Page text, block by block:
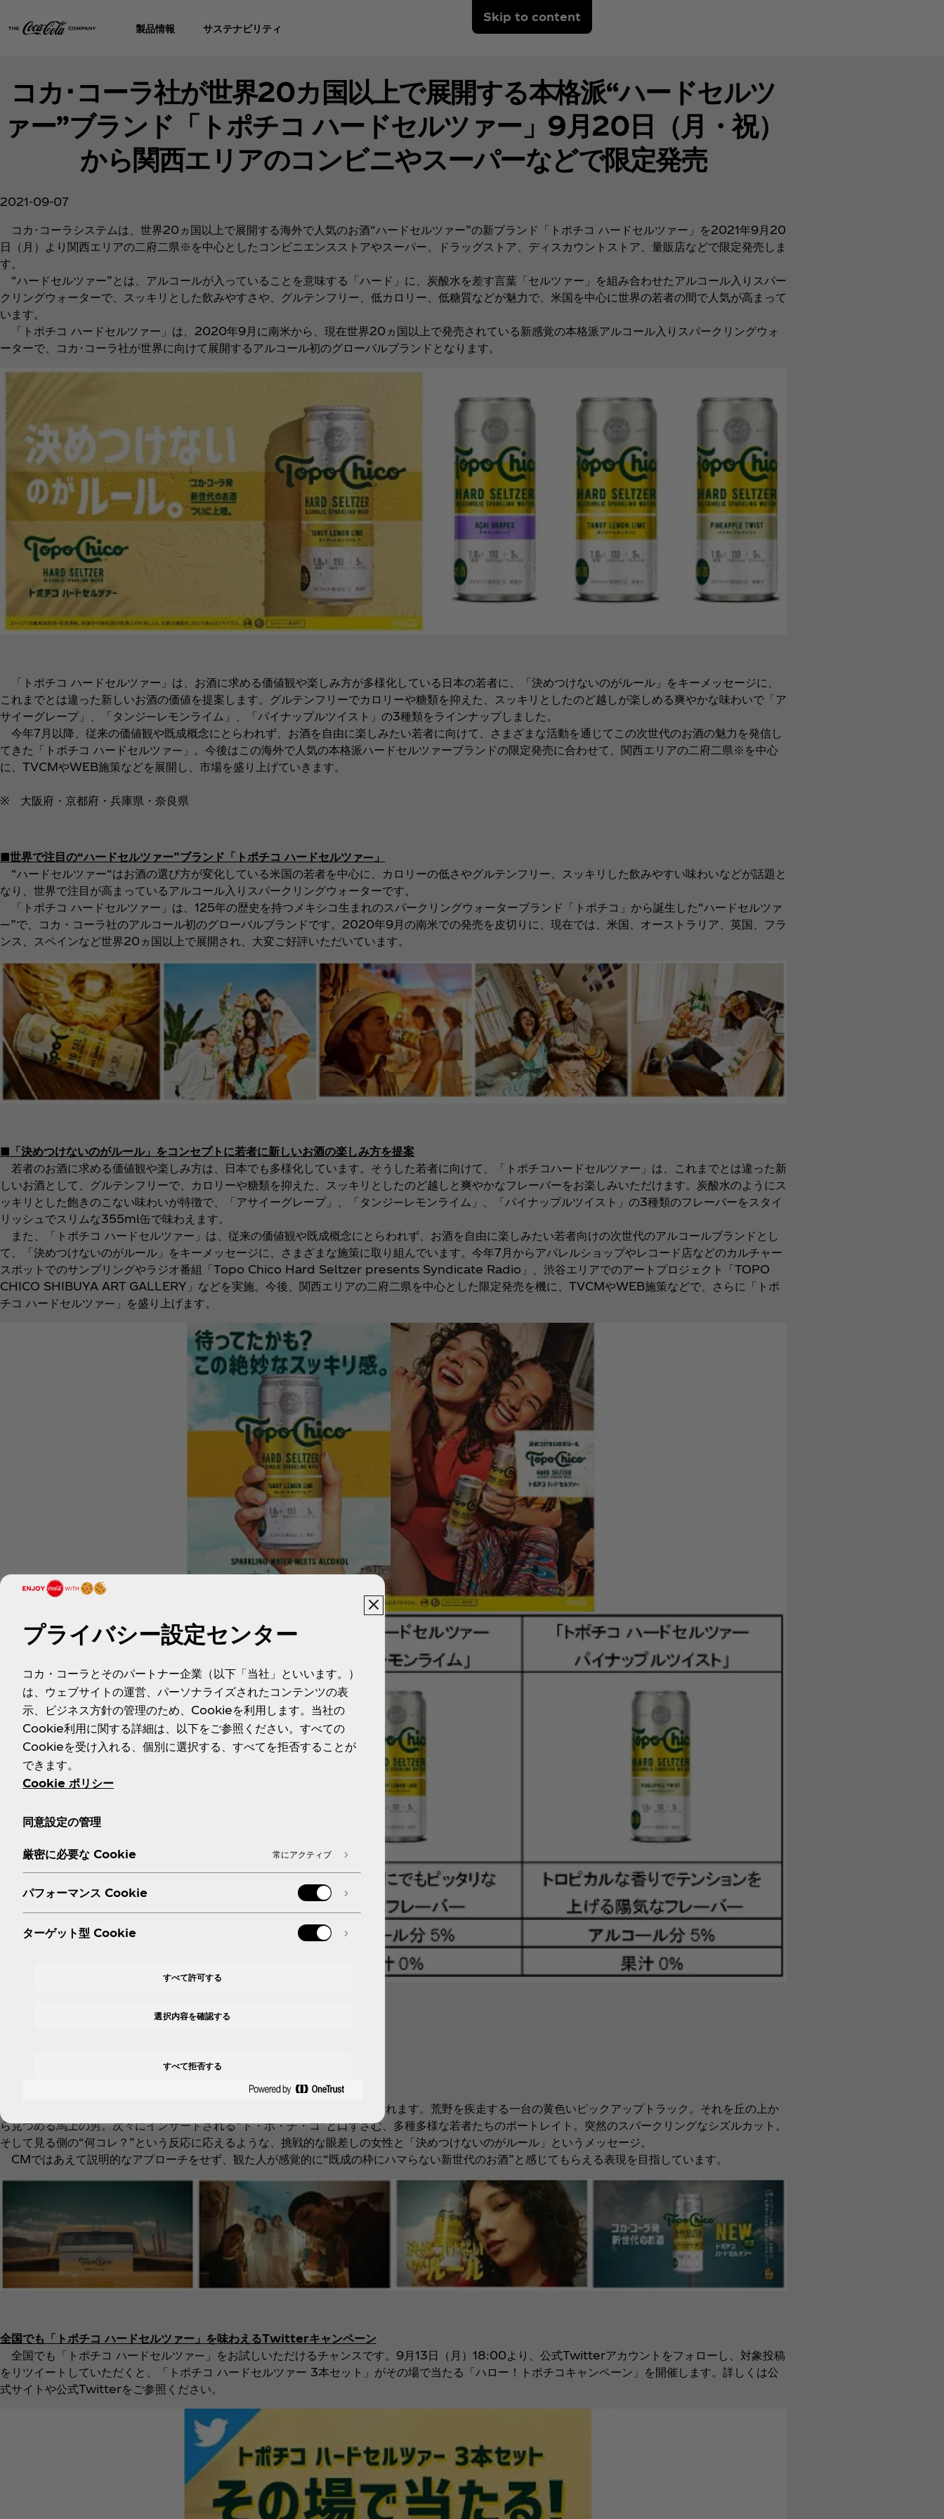
Skip to content
製品情報 サステナビリティ
コカ･コーラ社が世界20カ国以上で展開する本格派“ハードセルツ
ァー”ブランド「トポチコ ハードセルツァー」9月20日（月・祝）
から関西エリアのコンビニやスーパーなどで限定発売
2021-09-07
コカ･コーラシステムは、世界20ヵ国以上で展開する海外で人気のお酒“ハードセルツァー”の新ブランド「トポチコ ハードセルツァー」を2021年9月20
日（月）より関西エリアの二府二県※を中心としたコンビニエンスストアやスーパー、ドラッグストア、ディスカウントストア、量販店などで限定発売しま
す。
“ハードセルツァー”とは、アルコールが入っていることを意味する「ハード」に、炭酸水を差す言葉「セルツァー」を組み合わせたアルコール入りスパー
クリングウォーターで、スッキリとした飲みやすさや、グルテンフリー、低カロリー、低糖質などが魅力で、米国を中心に世界の若者の間で人気が高まって
います。
「トポチコ ハードセルツァー」は、2020年9月に南米から、現在世界20ヵ国以上で発売されている新感覚の本格派アルコール入りスパークリングウォ
ーターで、コカ･コーラ社が世界に向けて展開するアルコール初のグローバルブランドとなります。
「トポチコ ハードセルツァー」は、お酒に求める価値観や楽しみ方が多様化している日本の若者に、「決めつけないのがルール」をキーメッセージに、
これまでとは違った新しいお酒の価値を提案します。グルテンフリーでカロリーや糖類を抑えた、スッキリとしたのど越しが楽しめる爽やかな味わいで「ア
サイーグレープ」、「タンジ―レモンライム」、「パイナップルツイスト」の3種類をラインナップしました。
今年7月以降、従来の価値観や既成概念にとらわれず、お酒を自由に楽しみたい若者に向けて、さまざまな活動を通じてこの次世代のお酒の魅力を発信し
てきた「トポチコ ハードセルツァ―」。今後はこの海外で人気の本格派ハードセルツァーブランドの限定発売に合わせて、関西エリアの二府二県※を中心
に、TVCMやWEB施策などを展開し、市場を盛り上げていきます。
※ 大阪府・京都府・兵庫県・奈良県
■世界で注目の“ハードセルツァー”ブランド「トポチコ ハードセルツァ―」
“ハードセルツァー“はお酒の選び方が変化している米国の若者を中心に、カロリーの低さやグルテンフリー、スッキリした飲みやすい味わいなどが話題と
なり、世界で注目が高まっているアルコール入りスパークリングウォーターです。
「トポチコ ハードセルツァー」は、125年の歴史を持つメキシコ生まれのスパークリングウォーターブランド「トポチコ」から誕生した“ハードセルツァ
―”で、コカ・コーラ社のアルコール初のグローバルブランドです。2020年9月の南米での発売を皮切りに、現在では、米国、オーストラリア、英国、フラ
ンス、スペインなど世界20ヵ国以上で展開され、大変ご好評いただいています。
■「決めつけないのがルール」をコンセプトに若者に新しいお酒の楽しみ方を提案
若者のお酒に求める価値観や楽しみ方は、日本でも多様化しています。そうした若者に向けて、「トポチコハードセルツァー」は、これまでとは違った新
しいお酒として、グルテンフリーで、カロリーや糖類を抑えた、スッキリとしたのど越しと爽やかなフレーバーをお楽しみいただけます。炭酸水のようにス
ッキリとした飽きのこない味わいが特徴で、「アサイーグレープ」、「タンジ―レモンライム」、「パイナップルツイスト」の3種類のフレーバーをスタイ
リッシュでスリムな355ml缶で味わえます。
また、「トポチコ ハードセルツァー」は、従来の価値観や既成概念にとらわれず、お酒を自由に楽しみたい若者向けの次世代のアルコールブランドとし
て、「決めつけないのがルール」をキーメッセージに、さまざまな施策に取り組んでいます。今年7月からアパレルショップやレコード店などのカルチャー
スポットでのサンプリングやラジオ番組「Topo Chico Hard Seltzer presents Syndicate Radio」、渋谷エリアでのアートプロジェクト「TOPO
CHICO SHIBUYA ART GALLERY」などを実施。今後、関西エリアの二府二県を中心とした限定発売を機に、TVCMやWEB施策などで、さらに「トポ
チコ ハードセルツァ―」を盛り上げます。
9月20日（月・祝）から関西エリアでTVCM『トポチコ登場』篇が放映されます。荒野を疾走する一台の黄色いピックアップトラック。それを丘の上か
ら見つめる馬上の男。次々にインサートされる“ト・ポ・チ・コ”と口ずさむ、多種多様な若者たちのポートレイト。突然のスパークリングなシズルカット。
そして見る側の“何コレ？”という反応に応えるような、挑戦的な眼差しの女性と「決めつけないのがルール」というメッセージ。
CMではあえて説明的なアプローチをせず、観た人が感覚的に“既成の枠にハマらない新世代のお酒”と感じてもらえる表現を目指しています。
全国でも「トポチコ ハードセルツァー」を味わえるTwitterキャンペーン
全国でも「トポチコ ハードセルツァ―」をお試しいただけるチャンスです。9月13日（月）18:00より、公式Twitterアカウントをフォローし、対象投稿
をリツイートしていただくと、「トポチコ ハードセルツァー 3本セット」がその場で当たる「ハロー！トポチコキャンペーン」を開催します。詳しくは公
式サイトや公式Twitterをご参照ください。
プライバシー設定センター
コカ・コーラとそのパートナー企業（以下「当社」といいます。）
は、ウェブサイトの運営、パーソナライズされたコンテンツの表
示、ビジネス方針の管理のため、Cookieを利用します。当社の
Cookie利用に関する詳細は、以下をご参照ください。すべての
Cookieを受け入れる、個別に選択する、すべてを拒否することが
できます。
Cookie ポリシー
同意設定の管理
厳密に必要な Cookie 常にアクティブ
パフォーマンス Cookie
ターゲット型 Cookie
すべて許可する
すべて拒否する
選択内容を確認する